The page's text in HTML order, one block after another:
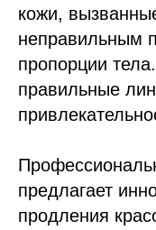
кожи,
неправильным
пропорции
правильные
предлагает
продления